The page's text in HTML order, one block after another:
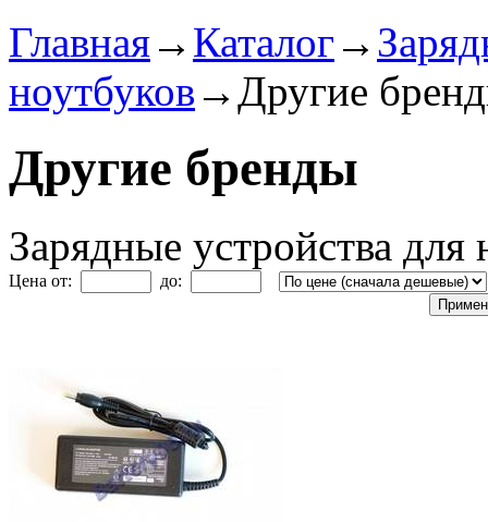
Главная→ Каталог →
ноутбуков →Другие
Другие бренды
Зарядные устройства для
Цена от: до: